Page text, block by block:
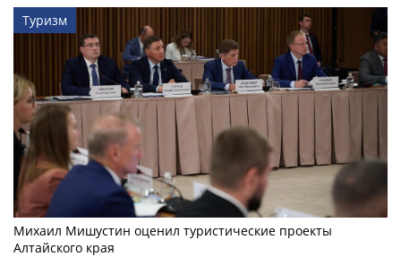
Туризм
Михаил Мишустин оценил туристические проекты
Алтайского края